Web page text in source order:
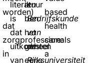
worden)
dat
zorgprofessionals
in
literatuur
is
dat
uitkomsten
van
ik
ben
het
geheel
eens
en
Bedrijfskunde
van
de
Rijksuniversiteit
based
health
care:
a